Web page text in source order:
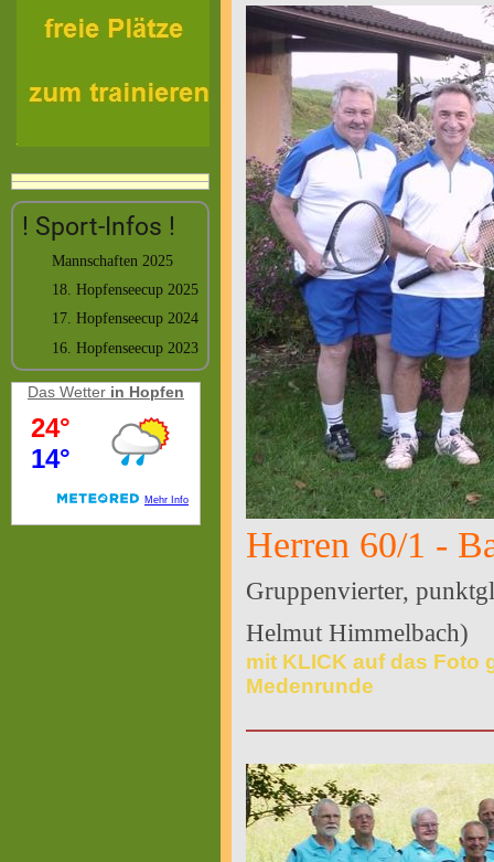
! Sport-Infos !
Mannschaften 2025
18. Hopfenseecup 2025
17. Hopfenseecup 2024
16. Hopfenseecup 2023
Das Wetter in Hopfen
Herren 60/1 -
Gruppenvierter,
Helmut Himmelbach)
mit KLICK auf das Foto
Medenrunde